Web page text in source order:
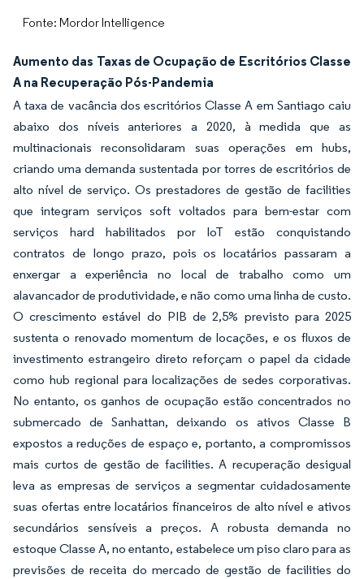
Fonte: Mordor Intelligence
Aumento das Taxas de Ocupação de Escritórios Classe
A na Recuperação Pós-Pandemia
A taxa de vacância dos escritórios Classe A em Santiago caiu
abaixo dos níveis anteriores a 2020, à medida que as
multinacionais reconsolidaram suas operações em hubs,
criando uma demanda sustentada por torres de escritórios de
alto nível de serviço. Os prestadores de gestão de facilities
que integram serviços soft voltados para bem-estar com
serviços hard habilitados por IoT estão conquistando
contratos de longo prazo, pois os locatários passaram a
enxergar a experiência no local de trabalho como um
alavancador de produtividade, e não como uma linha de custo.
O crescimento estável do PIB de 2,5% previsto para 2025
sustenta o renovado momentum de locações, e os fluxos de
investimento estrangeiro direto reforçam o papel da cidade
como hub regional para localizações de sedes corporativas.
No entanto, os ganhos de ocupação estão concentrados no
submercado de Sanhattan, deixando os ativos Classe B
expostos a reduções de espaço e, portanto, a compromissos
mais curtos de gestão de facilities. A recuperação desigual
leva as empresas de serviços a segmentar cuidadosamente
suas ofertas entre locatários financeiros de alto nível e ativos
secundários sensíveis a preços. A robusta demanda no
estoque Classe A, no entanto, estabelece um piso claro para as
previsões de receita do mercado de gestão de facilities do